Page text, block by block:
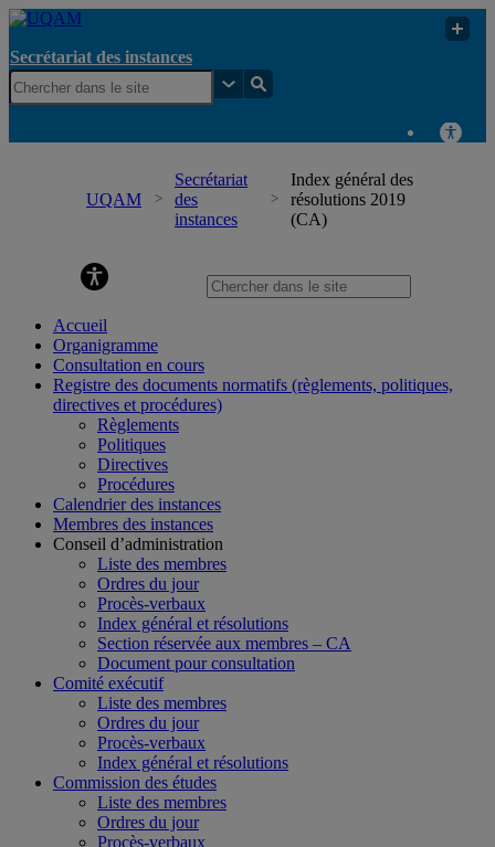
Secrétariat des instances
UQAM
Secrétariat
des
instances
Index général des
résolutions 2019
(CA)
Accueil
Organigramme
Consultation en cours
Registre des documents normatifs (règlements, politiques,
directives et procédures)
Règlements
Politiques
Directives
Procédures
Calendrier des instances
Membres des instances
Conseil d’administration
Liste des membres
Ordres du jour
Procès-verbaux
Index général et résolutions
Section réservée aux membres – CA
Document pour consultation
Comité exécutif
Liste des membres
Ordres du jour
Procès-verbaux
Index général et résolutions
Commission des études
Liste des membres
Ordres du jour
Procès-verbaux